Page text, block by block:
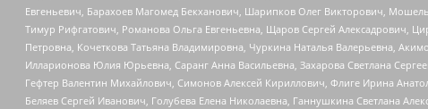
Евгеньевич, Барахоев Магомед Бекханович, Шарипков Олег Викторович,
Тимур Рифгатович, Романова Ольга Евгеньевна, Щаров Сергей Алексадрович,
Петровна, Кочеткова Татьяна Владимировна, Чуркина Наталья Валерьевна,
Илларионова Юлия Юрьевна, Саранг Анна Васильевна, Захарова Светлана
Гефтер Валентин Михайлович, Симонов Алексей Кириллович, Флиге Ирина
Беляев Сергей Иванович, Голубева Елена Николаевна, Ганнушкина Светлана